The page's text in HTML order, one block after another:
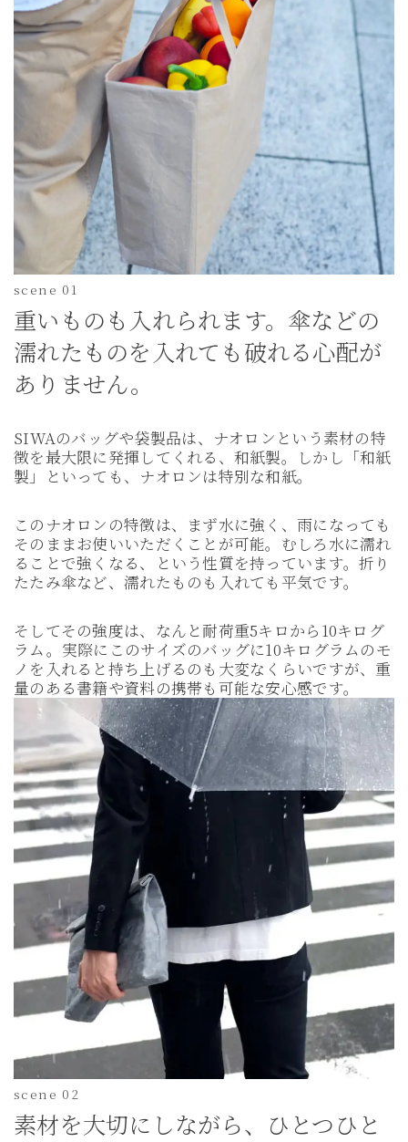
scene 01
重いものも入れられます。傘などの
濡れたものを入れても破れる心配が
ありません。
SIWAのバッグや袋製品は、ナオロンという素材の特
徴を最大限に発揮してくれる、和紙製。しかし「和紙
製」といっても、ナオロンは特別な和紙。
このナオロンの特徴は、まず水に強く、雨になっても
そのままお使いいただくことが可能。むしろ水に濡れ
ることで強くなる、という性質を持っています。折り
たたみ傘など、濡れたものも入れても平気です。
そしてその強度は、なんと耐荷重5キロから10キログ
ラム。実際にこのサイズのバッグに10キログラムのモ
ノを入れると持ち上げるのも大変なくらいですが、重
量のある書籍や資料の携帯も可能な安心感です。
scene 02
素材を大切にしながら、ひとつひと